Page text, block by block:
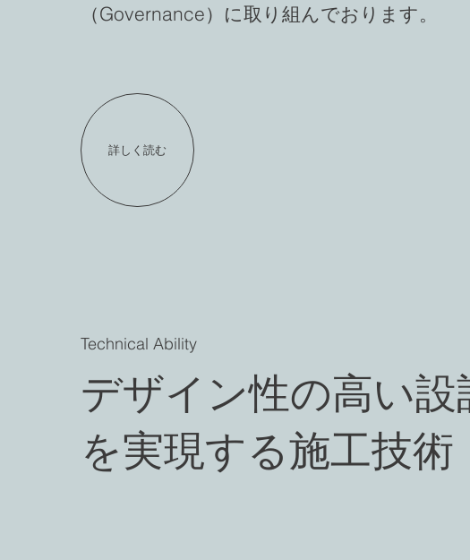
（Governance）に取り組んでおります。
詳しく読む
Technical Ability
デザイン性の高い設
を実現する施工技術